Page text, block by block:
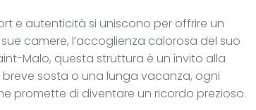
e autenticità si uniscono per offrire un
camere, l’accoglienza calorosa del suo
Malo, questa struttura è un invito alla
sosta o una lunga vacanza, ogni
promette di diventare un ricordo prezioso.